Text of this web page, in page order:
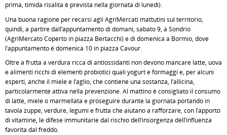
prima, timida risalita è prevista nella giornata di lunedì).
Una buona ragione per recarsi agli AgriMercati mattutini sul territorio,
quindi, a partire dall’appuntamento di domani, sabato 9, a Sondrio
(AgriMercato Coperto in piazza Bertacchi) e di domenica a Bormio, dove
l’appuntamento è domenica 10 in piazza Cavour.
Oltre a frutta a verdura ricca di antiossidanti non devono mancare latte, uova
e alimenti ricchi di elementi probiotici quali yogurt e formaggi e, per alcuni
esperti, anche il miele e l’aglio, che contiene una sostanza, l’allicina,
particolarmente attiva nella prevenzione. Al mattino è consigliato il consumo
di latte, miele o marmellata e proseguire durante la giornata portando in
tavola zuppe, verdure, legumi e frutta che aiutano a rafforzare, con l’apporto
di vitamine, le difese immunitarie dal rischio dell’insorgenza dell’influenza
favorita dal freddo.